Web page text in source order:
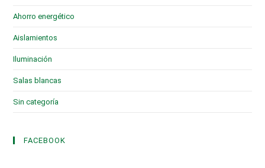
Ahorro energético
Aislamientos
Iluminación
Salas blancas
Sin categoría
FACEBOOK